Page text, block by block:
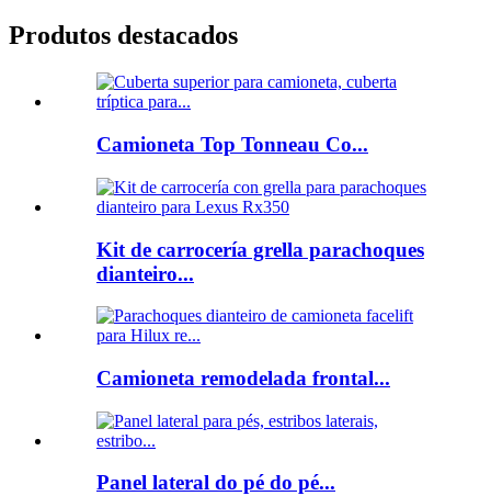
Produtos destacados
Camioneta Top Tonneau Co...
Kit de carrocería grella parachoques
dianteiro...
Camioneta remodelada frontal...
Panel lateral do pé do pé...